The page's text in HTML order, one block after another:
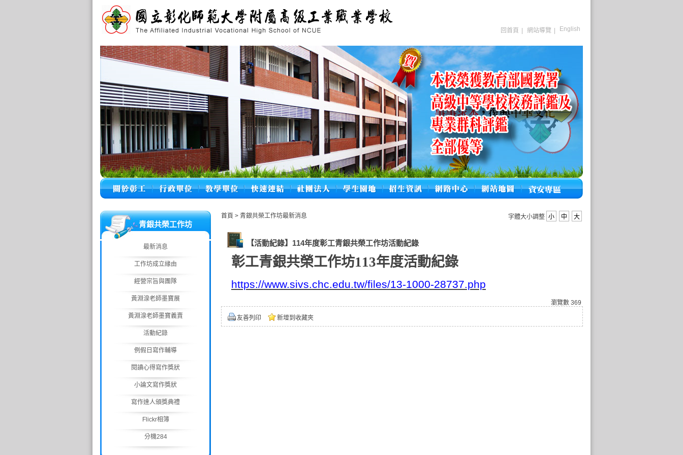
回首頁 網站導覽 English
青銀共榮工作坊
最新消息
工作坊成立緣由
經營宗旨與團隊
黃淵湶老師墨寶展
黃淵湶老師墨寶義賣
活動紀錄
例假日寫作輔導
閱讀心得寫作獎狀
小論文寫作獎狀
寫作達人頒獎典禮
Flickr相簿
分機284
首頁 > 青銀共榮工作坊最新消息 字體大小調整 小 中 大
【活動紀錄】114年度彰工青銀共榮工作坊活動紀錄
彰工青銀共榮工作坊113年度活動紀錄
https://www.sivs.chc.edu.tw/files/13-1000-28737.php
瀏覽數 369
友善列印 新增到收藏夾